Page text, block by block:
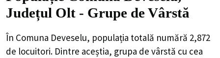
Județul Olt - Grupe de Vârstă
În Comuna Deveselu, populația totală numără 2,872
de locuitori. Dintre aceștia, grupa de vârstă cu cea